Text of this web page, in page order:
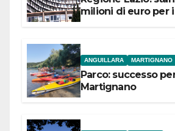
milioni di euro per
ANGUILLARA MARTIGNANO
Parco: successo
Martignano